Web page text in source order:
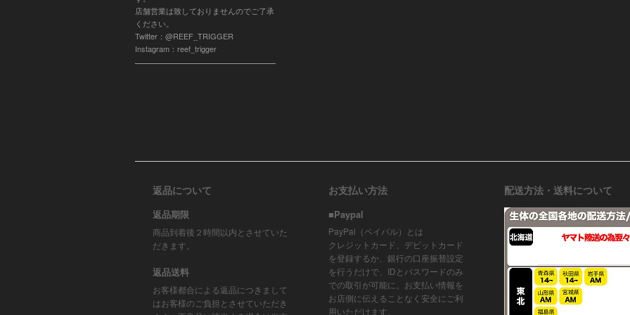
店舗営業は致しておりませんのでご了承
ください。
Twitter：@REEF_TRIGGER
Instagram：reef_trigger
返品について
返品期限
商品到着後２時間以内とさせていた
だきます。
返品送料
お客様都合による返品につきまして
はお客様のご負担とさせていただき
お支払い方法
■Paypal
PayPal（ペイパル）とは
クレジットカード、デビットカード
を登録するか、銀行の口座振替設定
を行うだけで、IDとパスワードのみ
での取引が可能に。お支払い情報を
お店側に伝えることなく安全にご利
用いただけます。
配送方法・送料について